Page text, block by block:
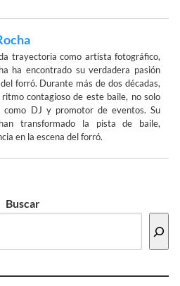
trayectoria como artista fotográfico,
ha encontrado su verdadera pasión
forró. Durante más de dos décadas,
contagioso de este baile, no solo
como DJ y promotor de eventos. Su
transformado la pista de baile,
en la escena del forró.
Buscar